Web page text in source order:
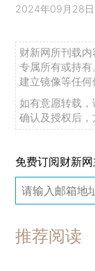
2024年09月28日
财新网所刊载
专属所有或持
建立镜像等任何
如有意愿转载
确认及授权后，
免费订阅财新
推荐阅读